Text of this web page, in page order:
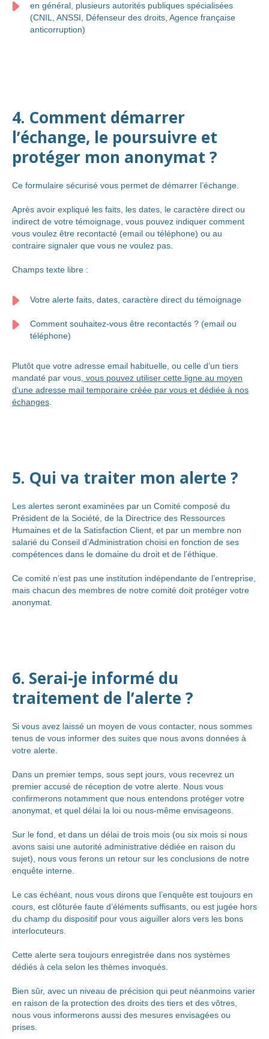
en général, plusieurs autorités publiques spécialisées
(CNIL, ANSSI, Défenseur des droits, Agence française
anticorruption)
4. Comment démarrer
l’échange, le poursuivre et
protéger mon anonymat ?
Ce formulaire sécurisé vous permet de démarrer l’échange.
Après avoir expliqué les faits, les dates, le caractère direct ou
indirect de votre témoignage, vous pouvez indiquer comment
vous voulez être recontacté (email ou téléphone) ou au
contraire signaler que vous ne voulez pas.
Champs texte libre :
Votre alerte faits, dates, caractère direct du témoignage
Comment souhaitez-vous être recontactés ? (email ou
téléphone)
Plutôt que votre adresse email habituelle, ou celle d’un tiers
mandaté par vous, vous pouvez utiliser cette ligne au moyen
d‘une adresse mail temporaire créée par vous et dédiée à nos
échanges
5. Qui va traiter mon alerte ?
Les alertes seront examinées par un Comité composé du
Président de la Société, de la Directrice des Ressources
Humaines et de la Satisfaction Client, et par un membre non
salarié du Conseil d’Administration choisi en fonction de ses
compétences dans le domaine du droit et de l’éthique.
Ce comité n’est pas une institution indépendante de l’entreprise,
mais chacun des membres de notre comité doit protéger votre
anonymat.
6. Serai-je informé du
traitement de l’alerte ?
Si vous avez laissé un moyen de vous contacter, nous sommes
tenus de vous informer des suites que nous avons données à
votre alerte.
Dans un premier temps, sous sept jours, vous recevrez un
premier accusé de réception de votre alerte. Nous vous
confirmerons notamment que nous entendons protéger votre
anonymat, et quel délai la loi ou nous-même envisageons.
Sur le fond, et dans un délai de trois mois (ou six mois si nous
avons saisi une autorité administrative dédiée en raison du
sujet), nous vous ferons un retour sur les conclusions de notre
enquête interne.
Le cas échéant, nous vous dirons que l’enquête est toujours en
cours, est clôturée faute d’éléments suffisants, ou est jugée hors
du champ du dispositif pour vous aiguiller alors vers les bons
interlocuteurs.
Cette alerte sera toujours enregistrée dans nos systèmes
dédiés à cela selon les thèmes invoqués.
Bien sûr, avec un niveau de précision qui peut néanmoins varier
en raison de la protection des droits des tiers et des vôtres,
nous vous informerons aussi des mesures envisagées ou
prises.